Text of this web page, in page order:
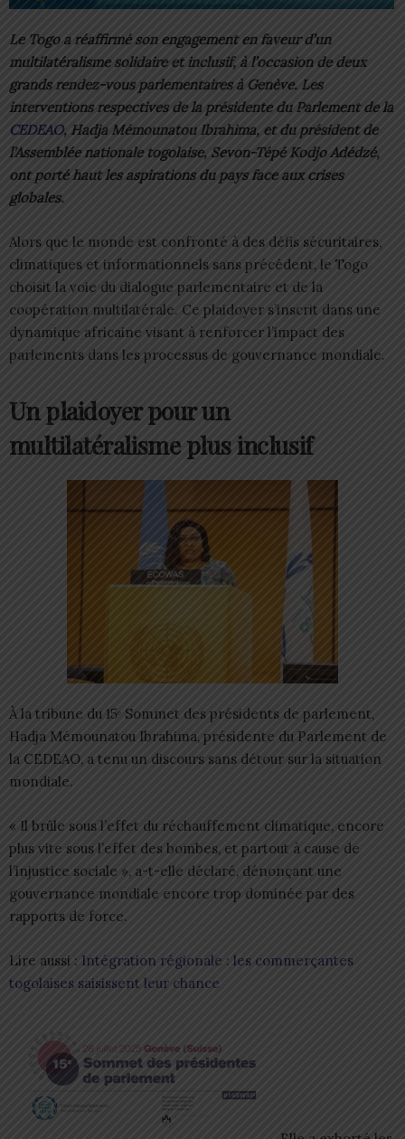
Le Togo a réaffirmé son engagement en faveur d’un
multilatéralisme solidaire et inclusif, à l’occasion de deux
grands rendez-vous parlementaires à Genève. Les
interventions respectives de la présidente du Parlement de la
CEDEAO, Hadja Mémounatou Ibrahima, et du président de
l’Assemblée nationale togolaise, Sevon-Tépé Kodjo Adédzé,
ont porté haut les aspirations du pays face aux crises
globales.
Alors que le monde est confronté à des défis sécuritaires,
climatiques et informationnels sans précédent, le Togo
choisit la voie du dialogue parlementaire et de la
coopération multilatérale. Ce plaidoyer s’inscrit dans une
dynamique africaine visant à renforcer l’impact des
parlements dans les processus de gouvernance mondiale.
Un plaidoyer pour un
multilatéralisme plus inclusif
À la tribune du 15ᵉ Sommet des présidents de parlement,
Hadja Mémounatou Ibrahima, présidente du Parlement de
la CEDEAO, a tenu un discours sans détour sur la situation
mondiale.
« Il brûle sous l’effet du réchauffement climatique, encore
plus vite sous l’effet des bombes, et partout à cause de
l’injustice sociale », a-t-elle déclaré, dénonçant une
gouvernance mondiale encore trop dominée par des
rapports de force.
Lire aussi : Intégration régionale : les commerçantes
togolaises saisissent leur chance